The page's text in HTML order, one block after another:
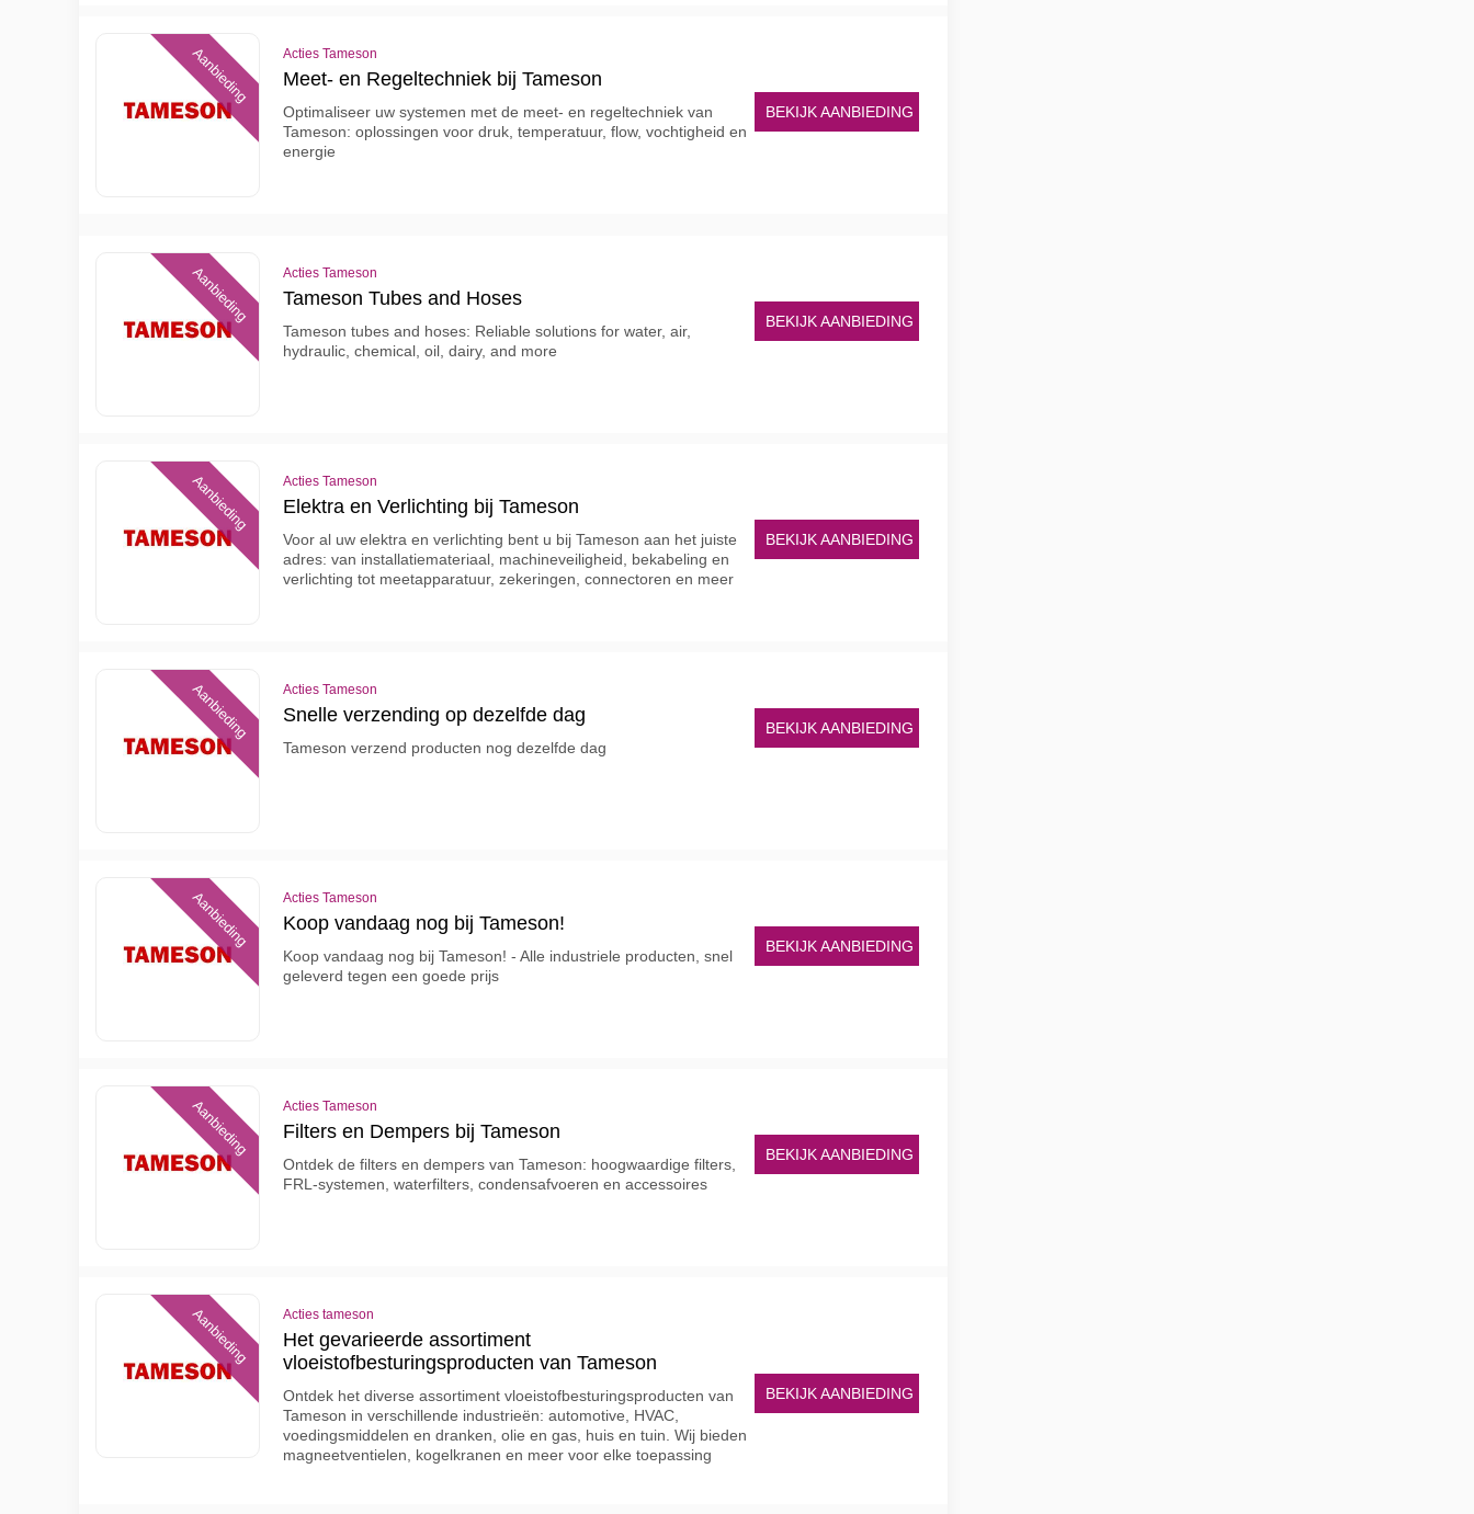
Aanbieding Acties Tameson
Meet- en Regeltechniek bij Tameson
Optimaliseer uw systemen met de meet- en regeltechniek van
Tameson: oplossingen voor druk, temperatuur, flow, vochtigheid en
energie
BEKIJK AANBIEDING
Aanbieding Acties Tameson
Tameson Tubes and Hoses
Tameson tubes and hoses: Reliable solutions for water, air,
hydraulic, chemical, oil, dairy, and more
BEKIJK AANBIEDING
Aanbieding Acties Tameson
Elektra en Verlichting bij Tameson
Voor al uw elektra en verlichting bent u bij Tameson aan het juiste
adres: van installatiemateriaal, machineveiligheid, bekabeling en
verlichting tot meetapparatuur, zekeringen, connectoren en meer
BEKIJK AANBIEDING
Aanbieding Acties Tameson
Snelle verzending op dezelfde dag
Tameson verzend producten nog dezelfde dag
BEKIJK AANBIEDING
Aanbieding Acties Tameson
Koop vandaag nog bij Tameson!
Koop vandaag nog bij Tameson! - Alle industriele producten, snel
geleverd tegen een goede prijs
BEKIJK AANBIEDING
Aanbieding Acties Tameson
Filters en Dempers bij Tameson
Ontdek de filters en dempers van Tameson: hoogwaardige filters,
FRL-systemen, waterfilters, condensafvoeren en accessoires
BEKIJK AANBIEDING
Aanbieding Acties tameson
Het gevarieerde assortiment
vloeistofbesturingsproducten van Tameson
Ontdek het diverse assortiment vloeistofbesturingsproducten van
Tameson in verschillende industrieën: automotive, HVAC,
voedingsmiddelen en dranken, olie en gas, huis en tuin. Wij bieden
magneetventielen, kogelkranen en meer voor elke toepassing
BEKIJK AANBIEDING